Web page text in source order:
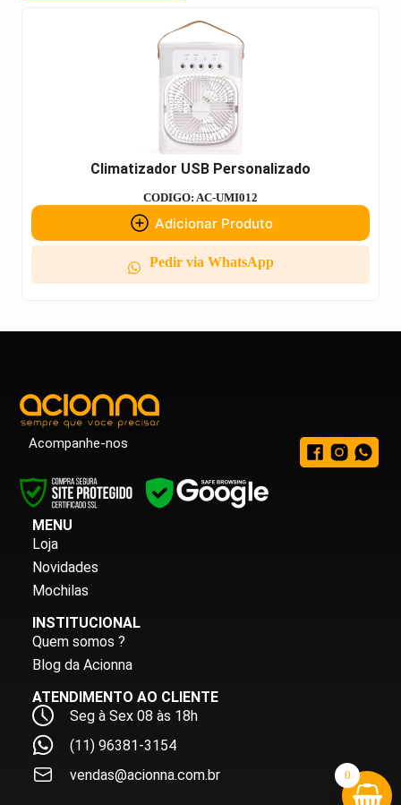
Climatizador USB Personalizado
CODIGO: AC-UMI012
Adicionar Produto
Pedir via WhatsApp
Acompanhe-nos
MENU
Loja
Novidades
Mochilas
INSTITUCIONAL
Quem somos ?
Blog da Acionna
ATENDIMENTO AO CLIENTE
Seg à Sex 08 às 18h
(11) 96381-3154
vendas@acionna.com.br
0